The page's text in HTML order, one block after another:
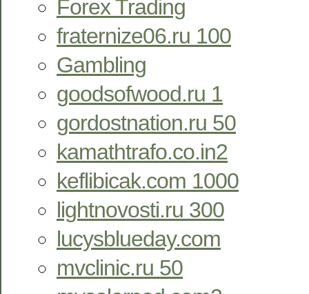
Forex Trading
fraternize06.ru 100
Gambling
goodsofwood.ru 1
gordostnation.ru 50
kamathtrafo.co.in2
keflibicak.com 1000
lightnovosti.ru 300
lucysblueday.com
mvclinic.ru 50